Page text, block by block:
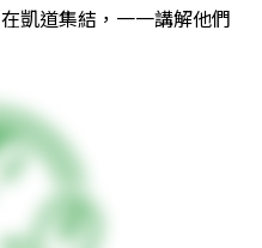
凱道集結，一一講解他們